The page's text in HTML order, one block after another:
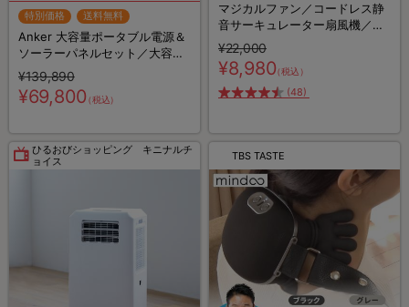
特別価格 送料無料
Anker 大容量ポータブル電源＆
ソーラーパネルセット／大容量
＆高出力／768Wh／10ポート／
防災グッズ／災害対策
¥139,890
¥69,800（税込）
マジカルファン／コードレス静
音サーキュレーター扇風機／大
容量バッテリー／20,000ｍAh
¥22,000
¥8,980（税込）
(48)
ひるおびショッピング キニナルチ
ョイス
TBS TASTE